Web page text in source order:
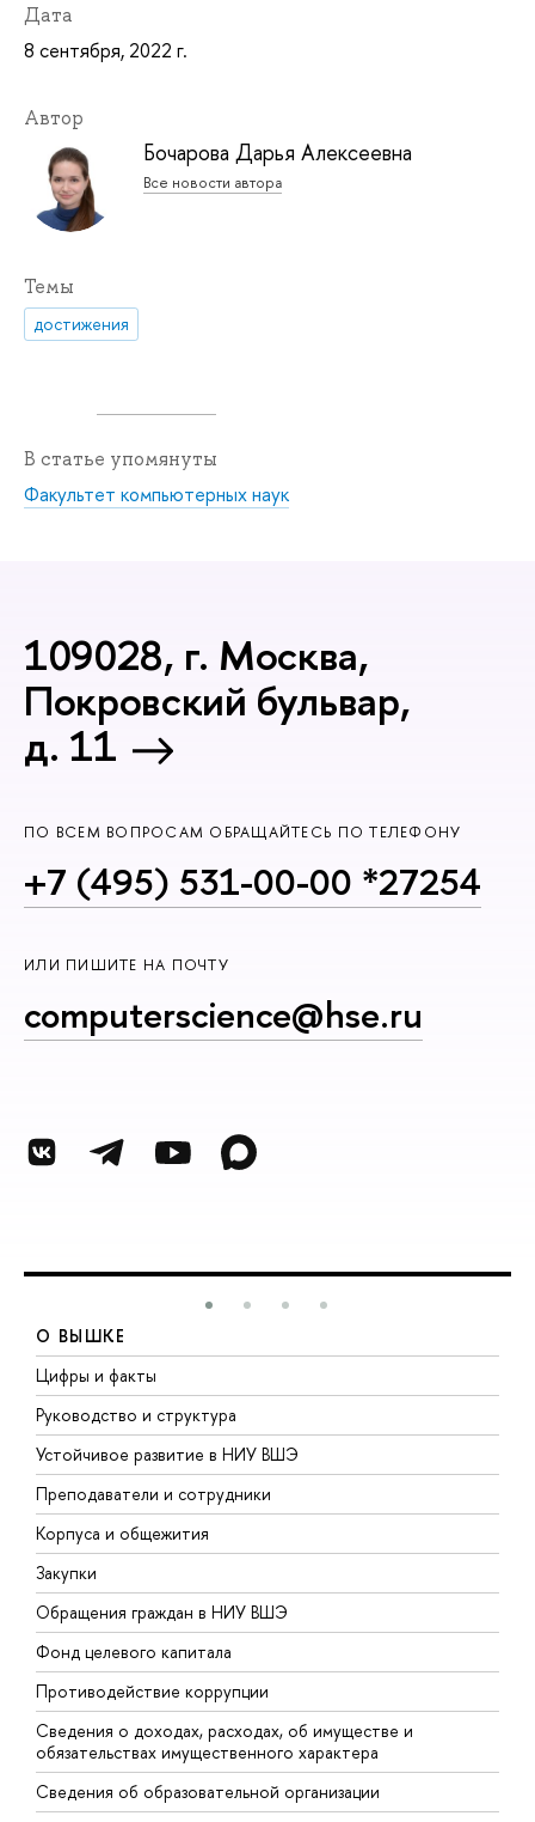
Дата
8 сентября, 2022 г.
Автор
Бочарова Дарья Алексеевна
Все новости автора
Темы
достижения
В статье упомянуты
Факультет компьютерных наук
109028, г. Москва,
Покровский бульвар,
д. 11
ПО ВСЕМ ВОПРОСАМ ОБРАЩАЙТЕСЬ ПО ТЕЛЕФОНУ
+7 (495) 531-00-00 *27254
ИЛИ ПИШИТЕ НА ПОЧТУ
computerscience@hse.ru
О ВЫШКЕ
Цифры и факты
Руководство и структура
Устойчивое развитие в НИУ ВШЭ
Преподаватели и сотрудники
Корпуса и общежития
Закупки
Обращения граждан в НИУ ВШЭ
Фонд целевого капитала
Противодействие коррупции
Сведения о доходах, расходах, об имуществе и
обязательствах имущественного характера
Сведения об образовательной организации